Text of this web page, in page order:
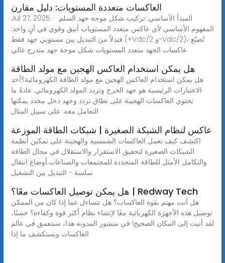
العاكسات متعددة المستويات: دليل مقارن
Jul 27, 2025 · المبدأ الأساسي: تركيب شكل موجة جهد السلم
المفهوم الأساسي لأي عاكس متعدد المستويات أنيق وقوي في آنٍ واحد:
فبدلاً من التبديل بين مستويي جهد فقط (+Vdc/2 و-Vdc/2)، تُصنّع
عاكسات الجهد متعدد المستويات شكل موجة جهد متدرج عالي
هل يمكن استخدام العاكس الهجين مع مولد الطاقة
هل يمكن استخدام العاكس الهجين مع مولد الطاقة الكهرومائية؟أحد
الاعتبارات الرئيسية هو جهد الخرج وتردد المولد الكهرومائي. عادةً ما
تحتوي العاكسات الهجينة على نطاق تردد وجهد دخل محدد يمكنها
التعامل معه. على سبيل المثال
عاكس لنظام الشبكة الصغيرة | شبكات الطاقة الموزعة
اكتشف كيف تعمل العاكسات الشمسية والهجينة على تمكين أنظمة
الشبكات الصغيرة لتحقيق الاستقرار والاستقلال في مجال الطاقة
والتكامل الأمثل للطاقة المتجددة للمجتمعات والصناعات.أوضاع انتقال
سلسة - التبديل بين التشغيل
هل يمكن توصيل العاكسات معًا؟ | Redway Tech
هل أنت مهتم بقوة العاكسات؟ هل تتساءل عما إذا كان من الممكن
توصيل هذه الأجهزة الكهربائية معًا لإنشاء نظام أكثر قوة وكفاءة؟ حسنًا،
لقد أتيت إلى المكان الصحيح! في منشور المدونة هذا، سنتعمق في عالم
العاكسات ونستكشف ما إذا